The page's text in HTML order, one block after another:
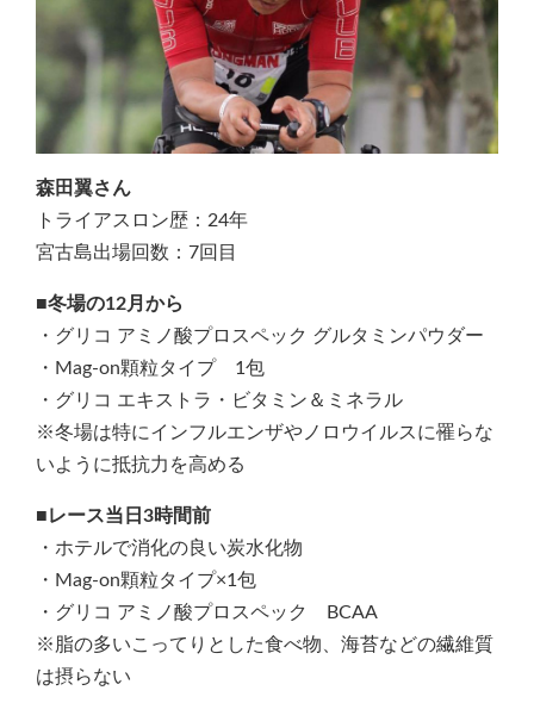
森田翼さん
トライアスロン歴：24年
宮古島出場回数：7回目
■冬場の12月から
・グリコ アミノ酸プロスペック グルタミンパウダー
・Mag-on顆粒タイプ 1包
・グリコ エキストラ・ビタミン＆ミネラル
※冬場は特にインフルエンザやノロウイルスに罹らな
いように抵抗力を高める
■レース当日3時間前
・ホテルで消化の良い炭水化物
・Mag-on顆粒タイプ×1包
・グリコ アミノ酸プロスペック BCAA
※脂の多いこってりとした食べ物、海苔などの繊維質
は摂らない